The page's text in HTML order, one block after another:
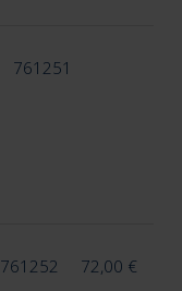
761251
761252 72,00 €